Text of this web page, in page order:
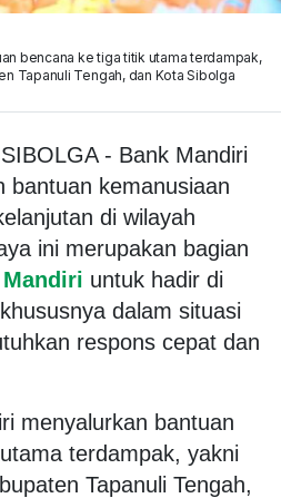
bencana ke tiga titik utama terdampak,
Tapanuli Tengah, dan Kota Sibolga
- Bank Mandiri
bantuan kemanusiaan
di wilayah
ini merupakan bagian
untuk hadir di
dalam situasi
respons cepat dan
menyalurkan bantuan
terdampak, yakni
Tapanuli Tengah,